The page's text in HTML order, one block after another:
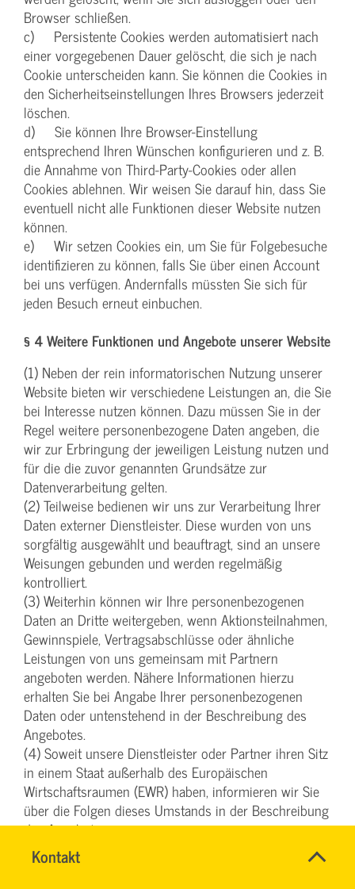
Kontakt
INGO
Name*
Browser schließen.
c) Persistente Cookies werden automatisiert nach
einer vorgegebenen Dauer gelöscht, die sich je nach
Cookie unterscheiden kann. Sie können die Cookies in
den Sicherheitseinstellungen Ihres Browsers jederzeit
löschen.
d) Sie können Ihre Browser-Einstellung
entsprechend Ihren Wünschen konfigurieren und z. B.
die Annahme von Third-Party-Cookies oder allen
Cookies ablehnen. Wir weisen Sie darauf hin, dass Sie
eventuell nicht alle Funktionen dieser Website nutzen
können.
e) Wir setzen Cookies ein, um Sie für Folgebesuche
identifizieren zu können, falls Sie über einen Account
bei uns verfügen. Andernfalls müssten Sie sich für
jeden Besuch erneut einbuchen.
§ 4 Weitere Funktionen und Angebote unserer Website
(1) Neben der rein informatorischen Nutzung unserer
Website bieten wir verschiedene Leistungen an, die Sie
bei Interesse nutzen können. Dazu müssen Sie in der
Regel weitere personenbezogene Daten angeben, die
wir zur Erbringung der jeweiligen Leistung nutzen und
für die die zuvor genannten Grundsätze zur
Datenverarbeitung gelten.
(2) Teilweise bedienen wir uns zur Verarbeitung Ihrer
Daten externer Dienstleister. Diese wurden von uns
sorgfältig ausgewählt und beauftragt, sind an unsere
Weisungen gebunden und werden regelmäßig
kontrolliert.
(3) Weiterhin können wir Ihre personenbezogenen
Daten an Dritte weitergeben, wenn Aktionsteilnahmen,
Gewinnspiele, Vertragsabschlüsse oder ähnliche
Leistungen von uns gemeinsam mit Partnern
angeboten werden. Nähere Informationen hierzu
erhalten Sie bei Angabe Ihrer personenbezogenen
Daten oder untenstehend in der Beschreibung des
Angebotes.
(4) Soweit unsere Dienstleister oder Partner ihren Sitz
in einem Staat außerhalb des Europäischen
Wirtschaftsraumen (EWR) haben, informieren wir Sie
über die Folgen dieses Umstands in der Beschreibung
des Angebotes.
§ 5 Widerspruch oder Widerruf gegen die